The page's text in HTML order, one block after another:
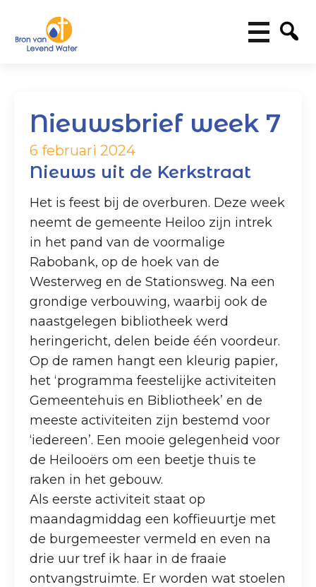
Nieuwsbrief week 7
6 februari 2024
Nieuws uit de Kerkstraat
Het is feest bij de overburen. Deze week
neemt de gemeente Heiloo zijn intrek
in het pand van de voormalige
Rabobank, op de hoek van de
Westerweg en de Stationsweg. Na een
grondige verbouwing, waarbij ook de
naastgelegen bibliotheek werd
heringericht, delen beide één voordeur.
Op de ramen hangt een kleurig papier,
het ‘programma feestelijke activiteiten
Gemeentehuis en Bibliotheek’ en de
meeste activiteiten zijn bestemd voor
‘iedereen’. Een mooie gelegenheid voor
de Heilooërs om een beetje thuis te
raken in het gebouw.
Als eerste activiteit staat op
maandagmiddag een koffieuurtje met
de burgemeester vermeld en even na
drie uur tref ik haar in de fraaie
ontvangstruimte. Er worden wat stoelen